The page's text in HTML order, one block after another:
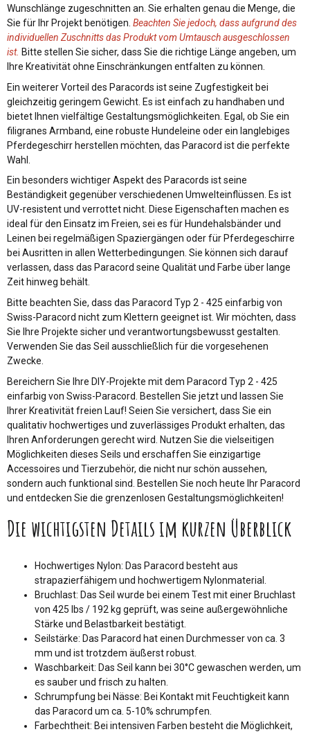
Wunschlänge zugeschnitten an. Sie erhalten genau die Menge, die
Sie für Ihr Projekt benötigen. Beachten Sie jedoch, dass aufgrund des
individuellen Zuschnitts das Produkt vom Umtausch ausgeschlossen
ist. Bitte stellen Sie sicher, dass Sie die richtige Länge angeben, um
Ihre Kreativität ohne Einschränkungen entfalten zu können.
Ein weiterer Vorteil des Paracords ist seine Zugfestigkeit bei
gleichzeitig geringem Gewicht. Es ist einfach zu handhaben und
bietet Ihnen vielfältige Gestaltungsmöglichkeiten. Egal, ob Sie ein
filigranes Armband, eine robuste Hundeleine oder ein langlebiges
Pferdegeschirr herstellen möchten, das Paracord ist die perfekte
Wahl.
Ein besonders wichtiger Aspekt des Paracords ist seine
Beständigkeit gegenüber verschiedenen Umwelteinflüssen. Es ist
UV-resistent und verrottet nicht. Diese Eigenschaften machen es
ideal für den Einsatz im Freien, sei es für Hundehalsbänder und
Leinen bei regelmäßigen Spaziergängen oder für Pferdegeschirre
bei Ausritten in allen Wetterbedingungen. Sie können sich darauf
verlassen, dass das Paracord seine Qualität und Farbe über lange
Zeit hinweg behält.
Bitte beachten Sie, dass das Paracord Typ 2 - 425 einfarbig von
Swiss-Paracord nicht zum Klettern geeignet ist. Wir möchten, dass
Sie Ihre Projekte sicher und verantwortungsbewusst gestalten.
Verwenden Sie das Seil ausschließlich für die vorgesehenen
Zwecke.
Bereichern Sie Ihre DIY-Projekte mit dem Paracord Typ 2 - 425
einfarbig von Swiss-Paracord. Bestellen Sie jetzt und lassen Sie
Ihrer Kreativität freien Lauf! Seien Sie versichert, dass Sie ein
qualitativ hochwertiges und zuverlässiges Produkt erhalten, das
Ihren Anforderungen gerecht wird. Nutzen Sie die vielseitigen
Möglichkeiten dieses Seils und erschaffen Sie einzigartige
Accessoires und Tierzubehör, die nicht nur schön aussehen,
sondern auch funktional sind. Bestellen Sie noch heute Ihr Paracord
und entdecken Sie die grenzenlosen Gestaltungsmöglichkeiten!
Die wichtigsten Details im kurzen Überblick
Hochwertiges Nylon: Das Paracord besteht aus
strapazierfähigem und hochwertigem Nylonmaterial.
Bruchlast: Das Seil wurde bei einem Test mit einer Bruchlast
von 425 lbs / 192 kg geprüft, was seine außergewöhnliche
Stärke und Belastbarkeit bestätigt.
Seilstärke: Das Paracord hat einen Durchmesser von ca. 3
mm und ist trotzdem äußerst robust.
Waschbarkeit: Das Seil kann bei 30°C gewaschen werden, um
es sauber und frisch zu halten.
Schrumpfung bei Nässe: Bei Kontakt mit Feuchtigkeit kann
das Paracord um ca. 5-10% schrumpfen.
Farbechtheit: Bei intensiven Farben besteht die Möglichkeit,